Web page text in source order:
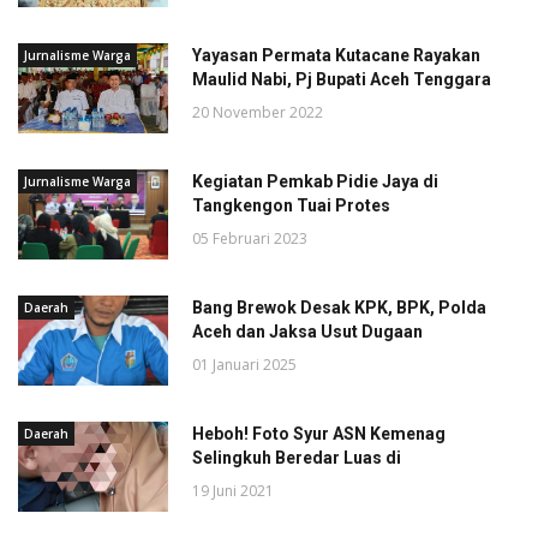
Jurnalisme Warga
Yayasan Permata Kutacane Rayakan
Maulid Nabi, Pj Bupati Aceh Tenggara
20 November 2022
Jurnalisme Warga
Kegiatan Pemkab Pidie Jaya di
Tangkengon Tuai Protes
05 Februari 2023
Daerah
Bang Brewok Desak KPK, BPK, Polda
Aceh dan Jaksa Usut Dugaan
01 Januari 2025
Daerah
Heboh! Foto Syur ASN Kemenag
Selingkuh Beredar Luas di
19 Juni 2021